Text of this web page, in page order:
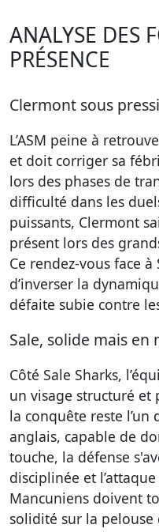
ANALYSE DES
PRÉSENCE
Clermont sous
L’ASM peine à
et doit corriger sa
lors des phases de
difficulté dans les
puissants, Clermont
présent lors des
Ce rendez-vous face à
d’inverser la
défaite subie contre
Sale, solide mais
Côté Sale Sharks,
un visage structuré et
la conquête reste
anglais, capable de
touche, la défense
disciplinée et
Mancuniens doivent
solidité sur la